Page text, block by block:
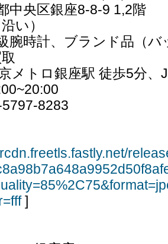
中央区銀座8-8-9 1,2階
い）
腕時計、ブランド品（
メトロ銀座駅 徒歩5分、
8283
]